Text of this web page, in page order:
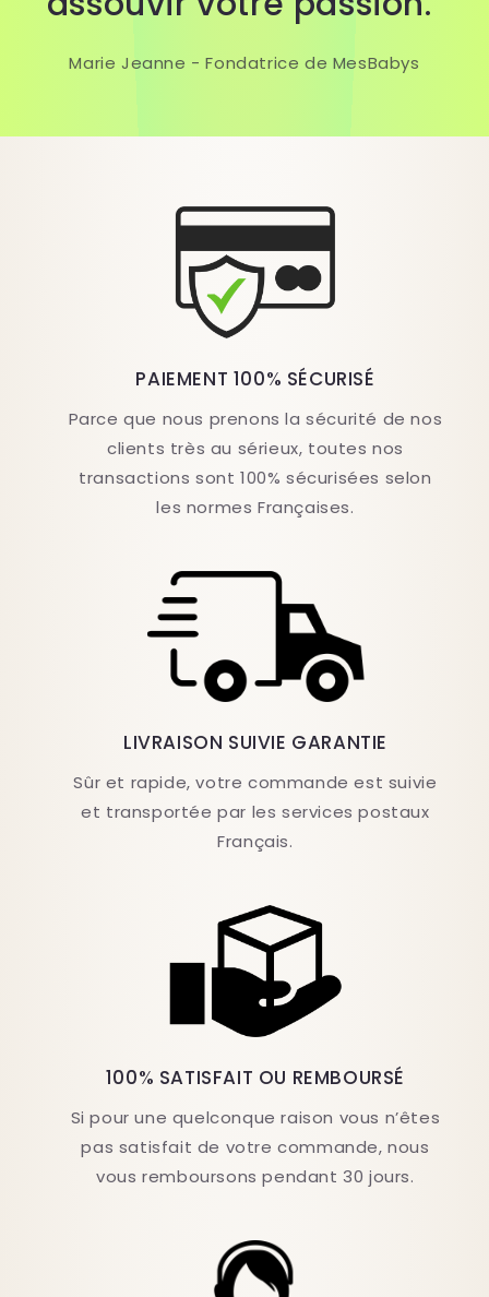
Marie Jeanne - Fondatrice de MesBabys
PAIEMENT 100% SÉCURISÉ
Parce que nous prenons la sécurité de nos
clients très au sérieux, toutes nos
transactions sont 100% sécurisées selon
les normes Françaises.
LIVRAISON SUIVIE GARANTIE
Sûr et rapide, votre commande est suivie
et transportée par les services postaux
Français.
100% SATISFAIT OU REMBOURSÉ
Si pour une quelconque raison vous n’êtes
pas satisfait de votre commande, nous
vous remboursons pendant 30 jours.